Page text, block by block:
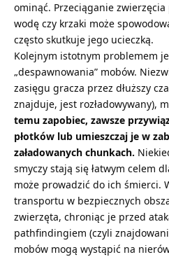
ominąć. Przeciąganie
wodę czy krzaki może
często skutkuje jego ucieczką.
Kolejnym istotnym problemem
„despawnowania” mobów.
zasięgu gracza przez dłuższy
znajduje, jest rozładowywany),
temu zapobiec, zawsze
płotków lub umieszczaj je w
załadowanych chunkach.
smyczy stają się łatwym celem
może prowadzić do ich śmierci.
transportu w bezpiecznych
zwierzęta, chroniąc je przed
pathfindingiem (czyli
mobów mogą wystąpić na